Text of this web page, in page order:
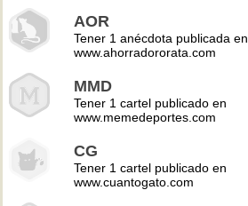
AOR
Tener 1 anécdota publicada en
www.ahorradororata.com
MMD
Tener 1 cartel publicado en
www.memedeportes.com
CG
Tener 1 cartel publicado en
www.cuantogato.com